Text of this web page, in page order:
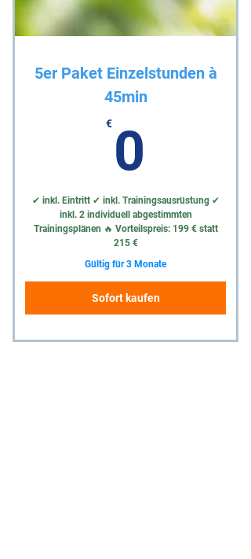
5er Paket Einzelstunden à
45min
€ 0
✔ inkl. Eintritt ✔ inkl. Trainingsausrüstung ✔
inkl. 2 individuell abgestimmten
Trainingsplänen 🔥 Vorteilspreis: 199 € statt
215 €
Gültig für 3 Monate
Sofort kaufen